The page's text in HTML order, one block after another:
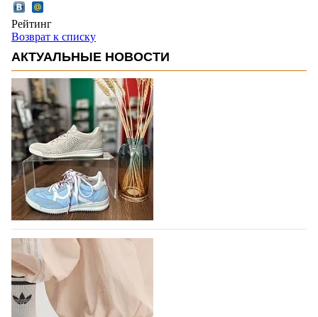
Рейтинг
Возврат к списку
АКТУАЛЬНЫЕ НОВОСТИ
В следующем году итальянский бренд
IGI&CO отметит свое 25-летие
Компания IGI&CO была основана в 2002 году как